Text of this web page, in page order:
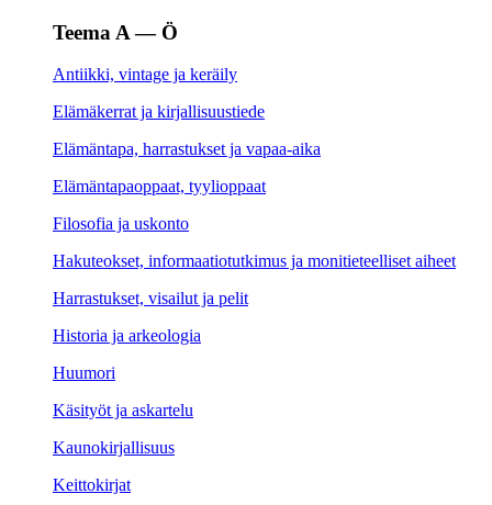
Teema A — Ö
Antiikki, vintage ja keräily
Elämäkerrat ja kirjallisuustiede
Elämäntapa, harrastukset ja vapaa-aika
Elämäntapaoppaat, tyylioppaat
Filosofia ja uskonto
Hakuteokset, informaatiotutkimus ja monitieteelliset aiheet
Harrastukset, visailut ja pelit
Historia ja arkeologia
Huumori
Käsityöt ja askartelu
Kaunokirjallisuus
Keittokirjat